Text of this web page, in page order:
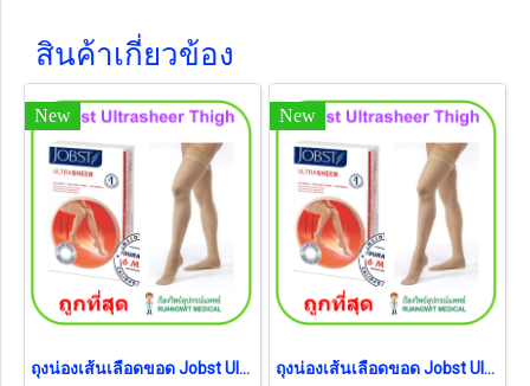
สินค้าเกี่ยวข้อง
New
ถุงน่องเส้นเลือดขอด Jobst Ultrasheer Thigh ระดับต้นขา แรงบีบ 30-40 มม.ปรอท
New
ถุงน่องเส้นเลือดขอด Jobst Ultrasheer Thigh ระดับต้นขา แรงบีบ 20-30 มม.ปรอท